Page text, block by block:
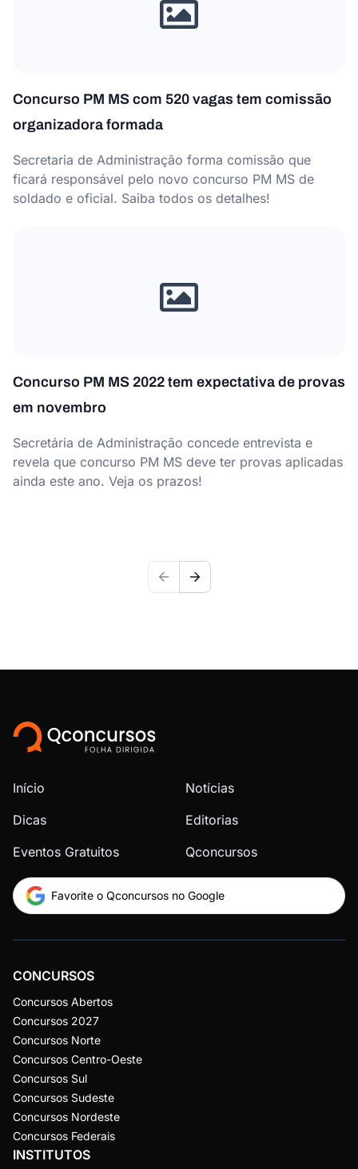
Concurso PM MS com 520 vagas tem comissão
organizadora formada
Secretaria de Administração forma comissão que
ficará responsável pelo novo concurso PM MS de
soldado e oficial. Saiba todos os detalhes!
Concurso PM MS 2022 tem expectativa de provas
em novembro
Secretária de Administração concede entrevista e
revela que concurso PM MS deve ter provas aplicadas
ainda este ano. Veja os prazos!
Início
Notícias
Dicas
Editorias
Eventos Gratuitos
Qconcursos
Favorite o Qconcursos no Google
CONCURSOS
Concursos Abertos
Concursos 2027
Concursos Norte
Concursos Centro-Oeste
Concursos Sul
Concursos Sudeste
Concursos Nordeste
Concursos Federais
INSTITUTOS